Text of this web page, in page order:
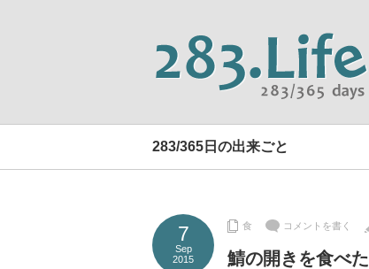
283/365日の出来ごと
7
Sep
2015
食 コメントを書く
鯖の開きを食べた